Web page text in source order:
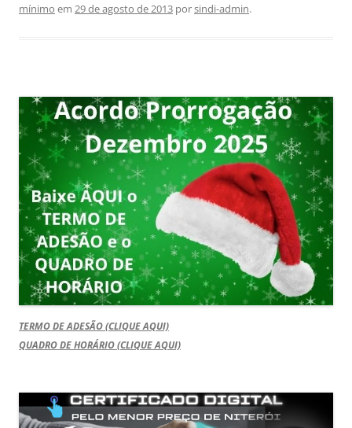
mínimo em 29 de agosto de 2013 porsindi-admin.
TERMO DE ADESÃO (CLIQUE AQUI)
QUADRO DE HORÁRIO (CLIQUE AQUI)